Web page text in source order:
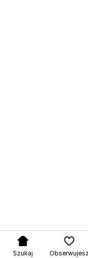
Szukaj Obserwujesz